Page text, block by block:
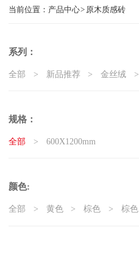
当前位置： 产品中心 原木质感砖
系列：
全部 新品推荐 金丝绒
精工大理石
3D微雕 臻白超平
规格：
全部 600X1200mm
颜色:
全部 黄色 棕色 棕色